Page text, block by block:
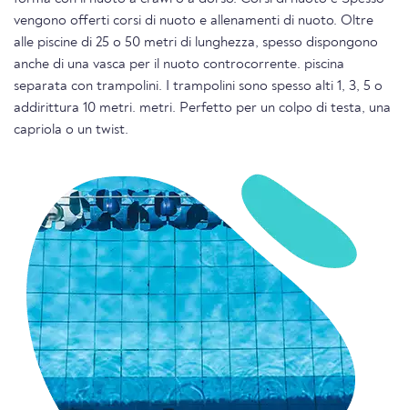
vengono offerti corsi di nuoto e allenamenti di nuoto. Oltre
alle piscine di 25 o 50 metri di lunghezza, spesso dispongono
anche di una vasca per il nuoto controcorrente. piscina
separata con trampolini. I trampolini sono spesso alti 1, 3, 5 o
addirittura 10 metri. metri. Perfetto per un colpo di testa, una
capriola o un twist.